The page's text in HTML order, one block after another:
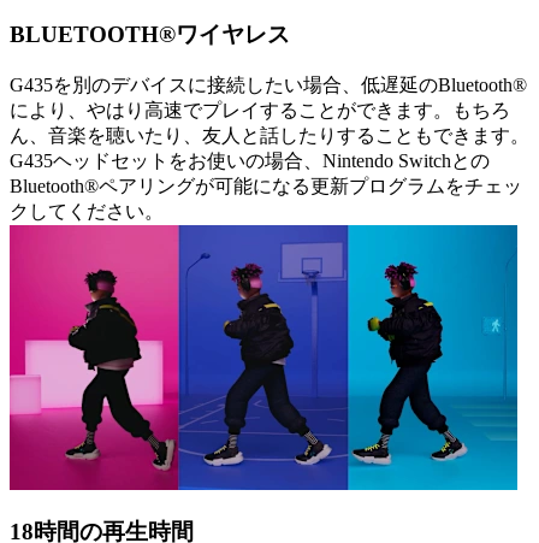
BLUETOOTH®ワイヤレス
G435を別のデバイスに接続したい場合、低遅延のBluetooth®
により、やはり高速でプレイすることができます。もちろ
ん、音楽を聴いたり、友人と話したりすることもできます。
G435ヘッドセットをお使いの場合、Nintendo Switchとの
Bluetooth®ペアリングが可能になる更新プログラムをチェッ
クしてください。
18時間の再生時間